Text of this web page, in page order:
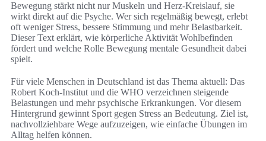
Bewegung stärkt nicht nur Muskeln und Herz-Kreislauf, sie
wirkt direkt auf die Psyche. Wer sich regelmäßig bewegt, erlebt
oft weniger Stress, bessere Stimmung und mehr Belastbarkeit.
Dieser Text erklärt, wie körperliche Aktivität Wohlbefinden
fördert und welche Rolle Bewegung mentale Gesundheit dabei
spielt.
Für viele Menschen in Deutschland ist das Thema aktuell: Das
Robert Koch-Institut und die WHO verzeichnen steigende
Belastungen und mehr psychische Erkrankungen. Vor diesem
Hintergrund gewinnt Sport gegen Stress an Bedeutung. Ziel ist,
nachvollziehbare Wege aufzuzeigen, wie einfache Übungen im
Alltag helfen können.